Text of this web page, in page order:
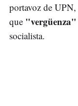
portavoz de UPN,
que "vergüenza"
socialista.